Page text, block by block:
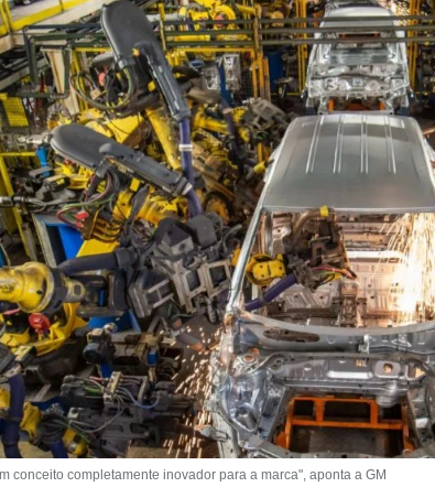
conceito completamente inovador para a marca", aponta a GM